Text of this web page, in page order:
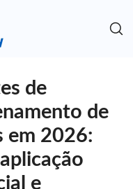
de
de
em 2026:
e